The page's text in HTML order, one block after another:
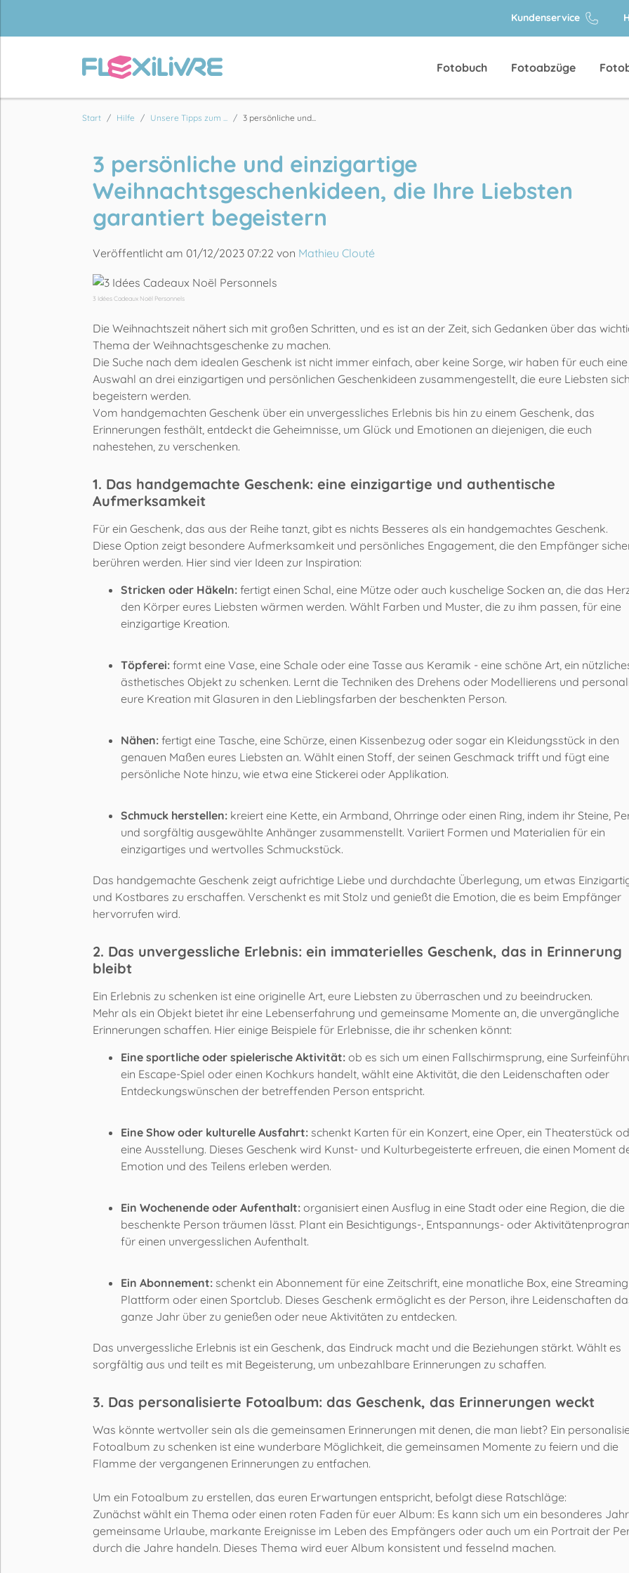
Kundenservice
Fotobuch Fotoabzüge
Start Hilfe Unsere Tipps zum ... 3 persönliche und...
3 persönliche und einzigartige
Weihnachtsgeschenkideen, die Ihre Liebsten
garantiert begeistern
Veröffentlicht am 01/12/2023 07:22 von Mathieu Clouté
3 Idées Cadeaux Noël Personnels
Die Weihnachtszeit nähert sich mit großen Schritten, und es ist an der Zeit, sich Gedanken über das
Thema der Weihnachtsgeschenke zu machen.
Die Suche nach dem idealen Geschenk ist nicht immer einfach, aber keine Sorge, wir haben für euch eine
Auswahl an drei einzigartigen und persönlichen Geschenkideen zusammengestellt, die eure Liebsten
begeistern werden.
Vom handgemachten Geschenk über ein unvergessliches Erlebnis bis hin zu einem Geschenk, das
Erinnerungen festhält, entdeckt die Geheimnisse, um Glück und Emotionen an diejenigen, die euch
nahestehen, zu verschenken.
1. Das handgemachte Geschenk: eine einzigartige und authentische
Aufmerksamkeit
Für ein Geschenk, das aus der Reihe tanzt, gibt es nichts Besseres als ein handgemachtes Geschenk.
Diese Option zeigt besondere Aufmerksamkeit und persönliches Engagement, die den Empfänger
berühren werden. Hier sind vier Ideen zur Inspiration:
Stricken oder Häkeln: fertigt einen Schal, eine Mütze oder auch kuschelige Socken an, die das
den Körper eures Liebsten wärmen werden. Wählt Farben und Muster, die zu ihm passen, für eine
einzigartige Kreation.
Töpferei: formt eine Vase, eine Schale oder eine Tasse aus Keramik - eine schöne Art, ein
ästhetisches Objekt zu schenken. Lernt die Techniken des Drehens oder Modellierens und
eure Kreation mit Glasuren in den Lieblingsfarben der beschenkten Person.
Nähen: fertigt eine Tasche, eine Schürze, einen Kissenbezug oder sogar ein Kleidungsstück in den
genauen Maßen eures Liebsten an. Wählt einen Stoff, der seinen Geschmack trifft und fügt eine
persönliche Note hinzu, wie etwa eine Stickerei oder Applikation.
Schmuck herstellen: kreiert eine Kette, ein Armband, Ohrringe oder einen Ring, indem ihr Steine,
und sorgfältig ausgewählte Anhänger zusammenstellt. Variiert Formen und Materialien für ein
einzigartiges und wertvolles Schmuckstück.
Das handgemachte Geschenk zeigt aufrichtige Liebe und durchdachte Überlegung, um etwas
und Kostbares zu erschaffen. Verschenkt es mit Stolz und genießt die Emotion, die es beim Empfänger
hervorrufen wird.
2. Das unvergessliche Erlebnis: ein immaterielles Geschenk, das in Erinnerung
bleibt
Ein Erlebnis zu schenken ist eine originelle Art, eure Liebsten zu überraschen und zu beeindrucken.
Mehr als ein Objekt bietet ihr eine Lebenserfahrung und gemeinsame Momente an, die unvergängliche
Erinnerungen schaffen. Hier einige Beispiele für Erlebnisse, die ihr schenken könnt:
Eine sportliche oder spielerische Aktivität: ob es sich um einen Fallschirmsprung, eine
ein Escape-Spiel oder einen Kochkurs handelt, wählt eine Aktivität, die den Leidenschaften oder
Entdeckungswünschen der betreffenden Person entspricht.
Eine Show oder kulturelle Ausfahrt: schenkt Karten für ein Konzert, eine Oper, ein Theaterstück
eine Ausstellung. Dieses Geschenk wird Kunst- und Kulturbegeisterte erfreuen, die einen Moment
Emotion und des Teilens erleben werden.
Ein Wochenende oder Aufenthalt: organisiert einen Ausflug in eine Stadt oder eine Region, die die
beschenkte Person träumen lässt. Plant ein Besichtigungs-, Entspannungs- oder
für einen unvergesslichen Aufenthalt.
Ein Abonnement: schenkt ein Abonnement für eine Zeitschrift, eine monatliche Box, eine
Plattform oder einen Sportclub. Dieses Geschenk ermöglicht es der Person, ihre Leidenschaften
ganze Jahr über zu genießen oder neue Aktivitäten zu entdecken.
Das unvergessliche Erlebnis ist ein Geschenk, das Eindruck macht und die Beziehungen stärkt. Wählt es
sorgfältig aus und teilt es mit Begeisterung, um unbezahlbare Erinnerungen zu schaffen.
3. Das personalisierte Fotoalbum: das Geschenk, das Erinnerungen weckt
Was könnte wertvoller sein als die gemeinsamen Erinnerungen mit denen, die man liebt? Ein
Fotoalbum zu schenken ist eine wunderbare Möglichkeit, die gemeinsamen Momente zu feiern und die
Flamme der vergangenen Erinnerungen zu entfachen.
Um ein Fotoalbum zu erstellen, das euren Erwartungen entspricht, befolgt diese Ratschläge:
Zunächst wählt ein Thema oder einen roten Faden für euer Album: Es kann sich um ein besonderes Jahr,
gemeinsame Urlaube, markante Ereignisse im Leben des Empfängers oder auch um ein Portrait der
durch die Jahre handeln. Dieses Thema wird euer Album konsistent und fesselnd machen.